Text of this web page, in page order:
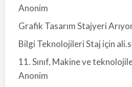
Anonim
Grafik Tasarım Stajyeri
Bilgi Teknolojileri Staj için
11. Sınıf, Makine ve
Anonim